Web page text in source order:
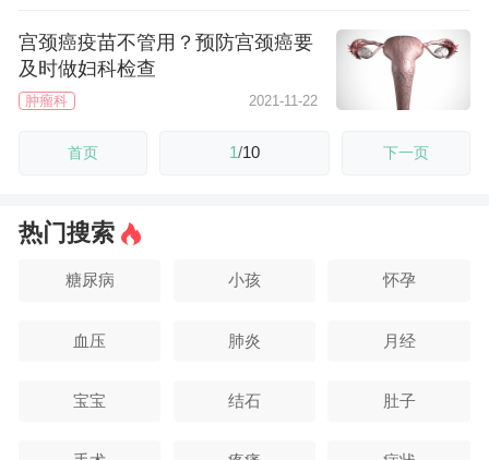
宫颈癌疫苗不管用？预防宫颈癌要
及时做妇科检查
肿瘤科 2021-11-22
首页 1/10 下一页
热门搜索
糖尿病 小孩 怀孕
血压 肺炎 月经
宝宝 结石 肚子